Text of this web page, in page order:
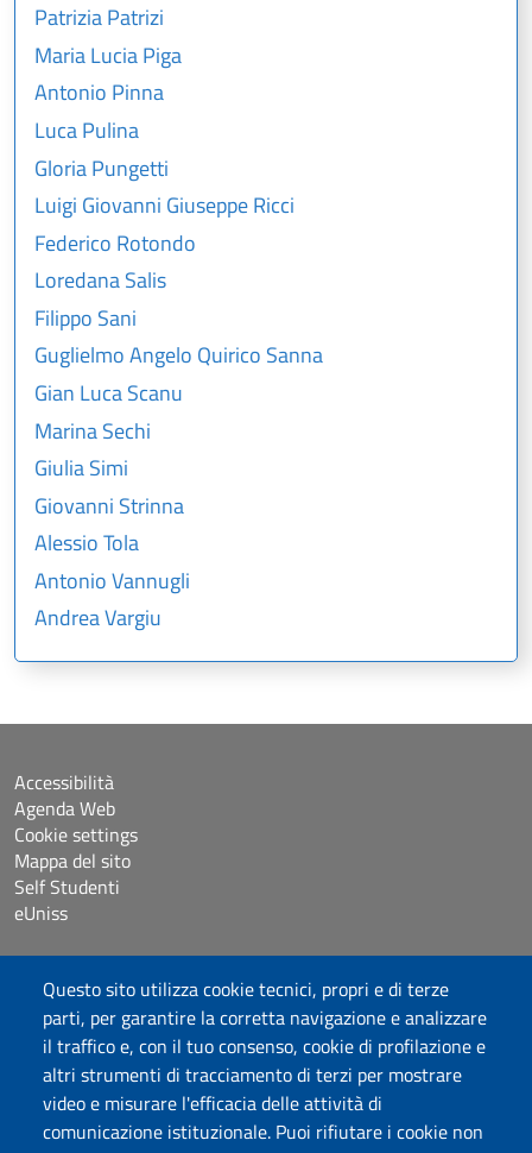
Questo sito utilizza cookie tecnici, propri e di terze
parti, per garantire la corretta navigazione e analizzare
il traffico e, con il tuo consenso, cookie di profilazione e
altri strumenti di tracciamento di terzi per mostrare
video e misurare l'efficacia delle attività di
comunicazione istituzionale. Puoi rifiutare i cookie non
Patrizia Patrizi
Maria Lucia Piga
Antonio Pinna
Luca Pulina
Gloria Pungetti
Luigi Giovanni Giuseppe Ricci
Federico Rotondo
Loredana Salis
Filippo Sani
Guglielmo Angelo Quirico Sanna
Gian Luca Scanu
Marina Sechi
Giulia Simi
Giovanni Strinna
Alessio Tola
Antonio Vannugli
Andrea Vargiu
Accessibilità
Agenda Web
Cookie settings
Mappa del sito
Self Studenti
eUniss
Bandi
Dichiarazione di accessibilità
Posta elettronica @uniss.it
Protocollo
Seguici su